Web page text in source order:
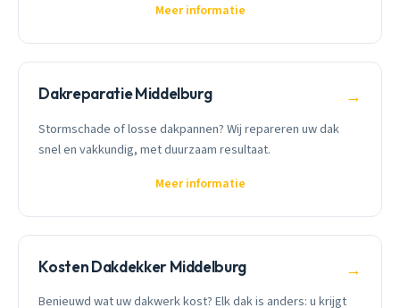
Meer informatie
Dakreparatie Middelburg →
Stormschade of losse dakpannen? Wij repareren uw dak
snel en vakkundig, met duurzaam resultaat.
Meer informatie
Kosten Dakdekker Middelburg →
Benieuwd wat uw dakwerk kost? Elk dak is anders: u krijgt